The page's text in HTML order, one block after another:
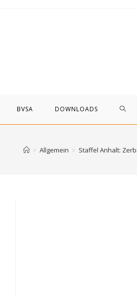
BVSA DOWNLOADS
> Allgemein > Staffel Anhalt: